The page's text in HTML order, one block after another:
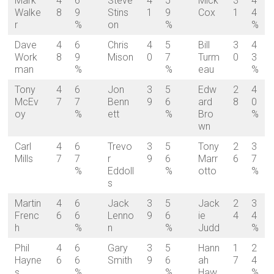
Walke
r
8
9
%
Stins
on
1
9
%
Cox
1
4
%
Dave
Work
man
4
8
6
9
%
Chris
Mison
4
0
5
7
%
Bill
Turm
eau
3
0
4
3
%
Tony
McEv
oy
4
7
6
7
%
Jon
Benn
ett
3
9
5
6
%
Edw
ard
Bro
wn
2
8
4
0
%
Carl
Mills
4
7
6
7
%
Trevo
r
Eddoll
s
3
9
5
6
%
Tony
Marr
otto
2
6
3
7
%
Martin
Frenc
h
4
6
6
6
%
Jack
Lenno
n
3
9
5
6
%
Jack
ie
Judd
2
4
3
4
%
Phil
Hayne
4
6
6
6
Gary
Smith
3
9
5
6
Hann
ah
1
7
2
4